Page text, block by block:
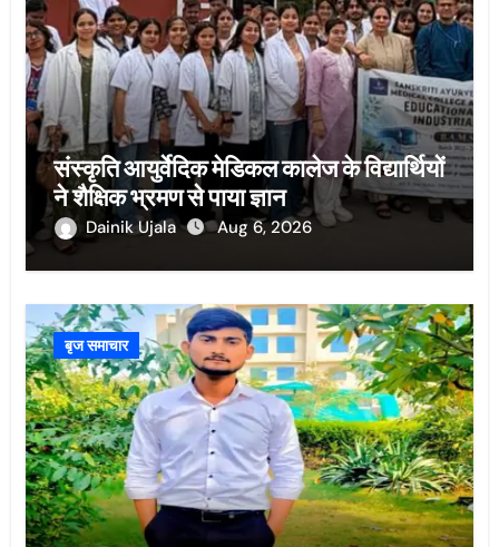
संस्कृति आयुर्वेदिक मेडिकल कालेज के विद्यार्थियों
ने शैक्षिक भ्रमण से पाया ज्ञान
Dainik Ujala Aug 6, 2026
बृज समाचार